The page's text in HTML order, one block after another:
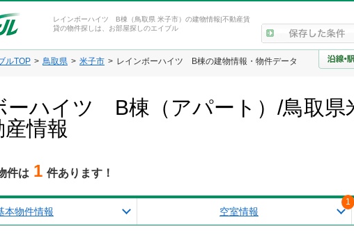
レインボーハイツ B棟（鳥取県 米子市）の建物情報|不動産賃
貸の物件探しは、お部屋探しのエイブル
ルTOP 鳥取県 米子市 レインボーハイツ B棟の建物情報・物件データ
ーハイツ B棟（アパート）/鳥取県
情報
件は 1 件あります！
本物件情報 空室情報
1